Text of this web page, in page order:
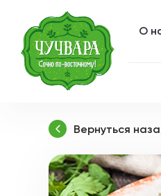
О
Вернуться